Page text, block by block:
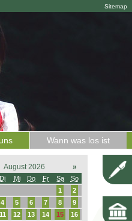
Sitemap
Wann was los ist
August 2026 »
Di Mi Do Fr Sa
So
1
2
4 5 6 7 8
9
11 12 13 14 15
16